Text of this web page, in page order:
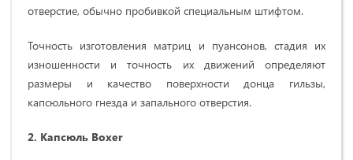
отверстие, обычно пробивкой специальным штифтом.
Точность изготовления матриц и пуансонов, стадия их
изношенности и точность их движений определяют
размеры и качество поверхности донца гильзы,
капсюльного гнезда и запального отверстия.
2. Капсюль Boxer